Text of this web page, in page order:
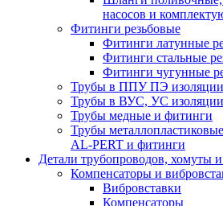
насосов и
Фитинги резьбовые
Фитинги латунные
Фитинги стальные
Фитинги чугунные
Трубы в ППУ ПЭ изоляции
Трубы в ВУС, УС изоляции
Трубы медные и фитинги
Трубы
AL-PERT и фитинги
Детали трубопроводов, хомуты
Компенсаторы и
Вибровставки
Компенсаторы